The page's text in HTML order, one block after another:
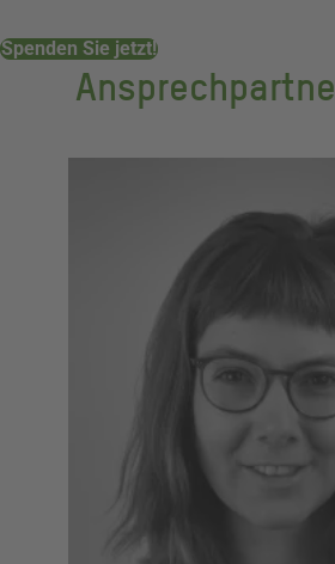
Spenden Sie jetzt!